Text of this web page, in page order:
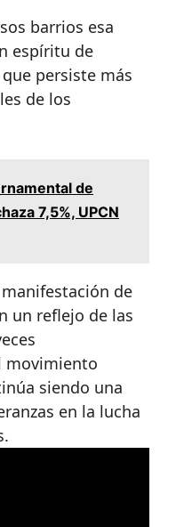
barrios esa
espíritu de
persiste más
de los
de
7,5%, UPCN
de
un reflejo de las
movimiento
siendo una
en la lucha